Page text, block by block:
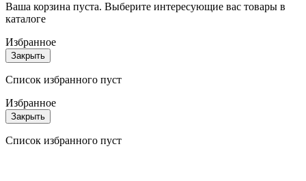
Ваша корзина пуста. Выберите интересующие вас товары в
каталоге
Избранное
Закрыть
Список избранного пуст
Избранное
Закрыть
Список избранного пуст